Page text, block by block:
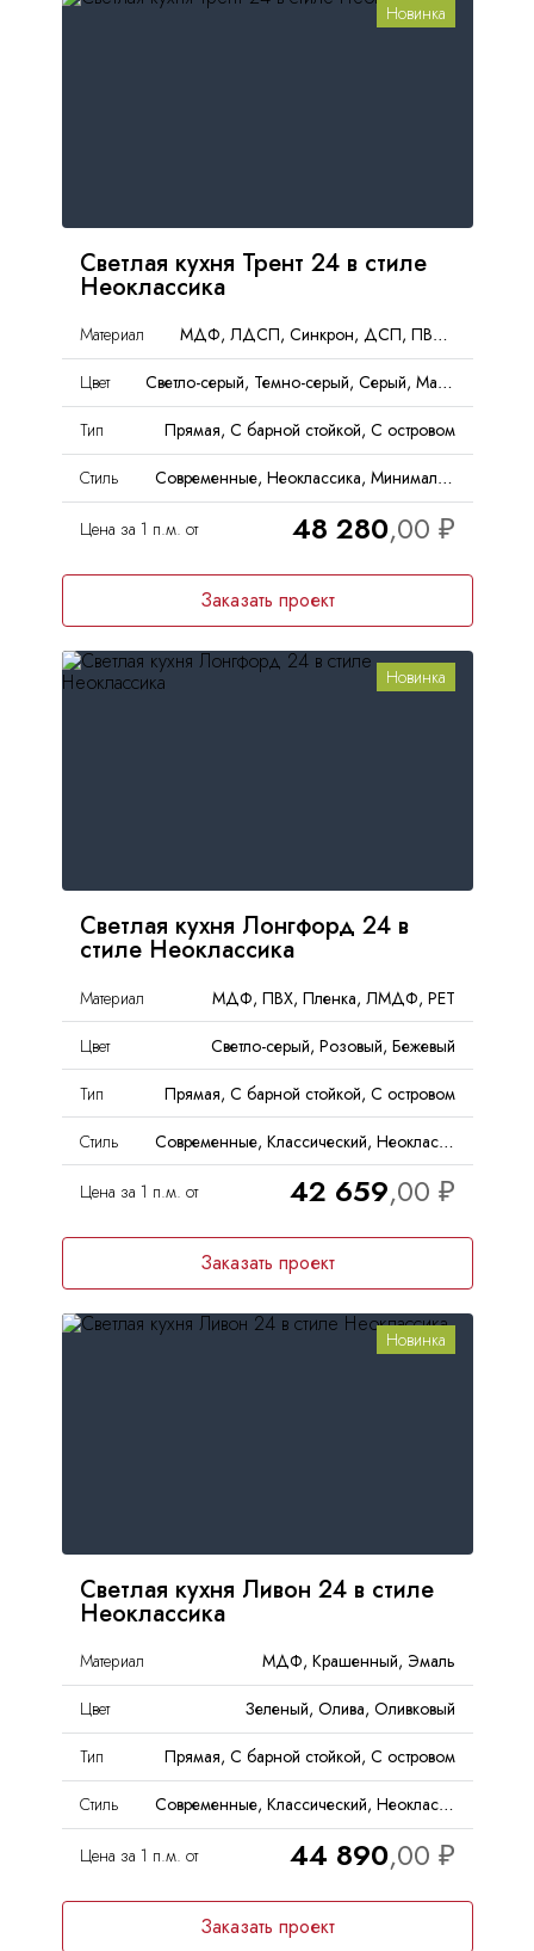
Новинка
Светлая кухня Трент 24 в стиле
Неоклассика
Материал
МДФ, ЛДСП, Синкрон, ДСП, ПВХ, Пленка, ЛМДФ, PET
Цвет
Светло-серый, Темно-серый, Серый, Матовый
Тип
Прямая, С барной стойкой, С островом
Стиль
Современные, Неоклассика, Минимализм
Цена за 1 п.м. от 48 280
Заказать проект
Новинка
Светлая кухня Лонгфорд 24 в
стиле Неоклассика
Материал
МДФ, ПВХ, Пленка, ЛМДФ, PET
Цвет
Светло-серый, Розовый, Бежевый
Тип
Прямая, С барной стойкой, С островом
Стиль
Современные, Классический, Неоклассика
Цена за 1 п.м. от 42 659
Заказать проект
Новинка
Светлая кухня Ливон 24 в стиле
Неоклассика
Материал
МДФ, Крашенный, Эмаль
Цвет
Зеленый, Олива, Оливковый
Тип
Прямая, С барной стойкой, С островом
Стиль
Современные, Классический, Неоклассика
Цена за 1 п.м. от 44 890
Заказать проект